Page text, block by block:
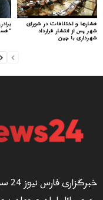
فشارها و اختلافات در شورای
شهر پس از انتشار قرارداد
شهرداری با چین